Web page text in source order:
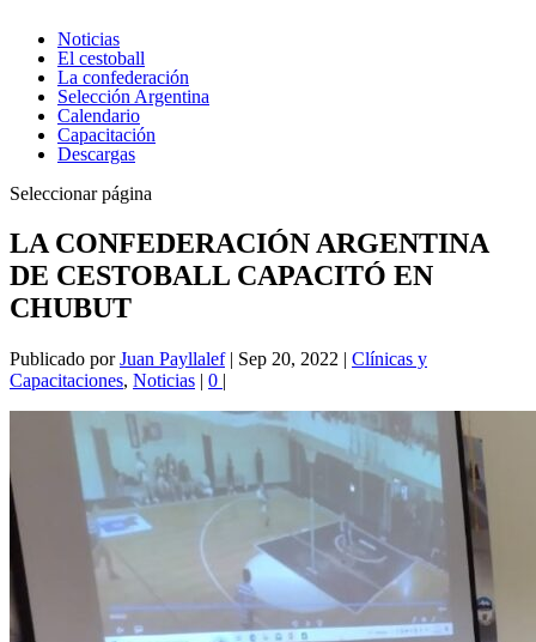
Noticias
El cestoball
La confederación
Selección Argentina
Calendario
Capacitación
Descargas
Seleccionar página
LA CONFEDERACIÓN ARGENTINA
DE CESTOBALL CAPACITÓ EN
CHUBUT
Publicado porJuan Payllalef| Sep 20, 2022 | Clínicas y
Capacitaciones, Noticias | 0 |